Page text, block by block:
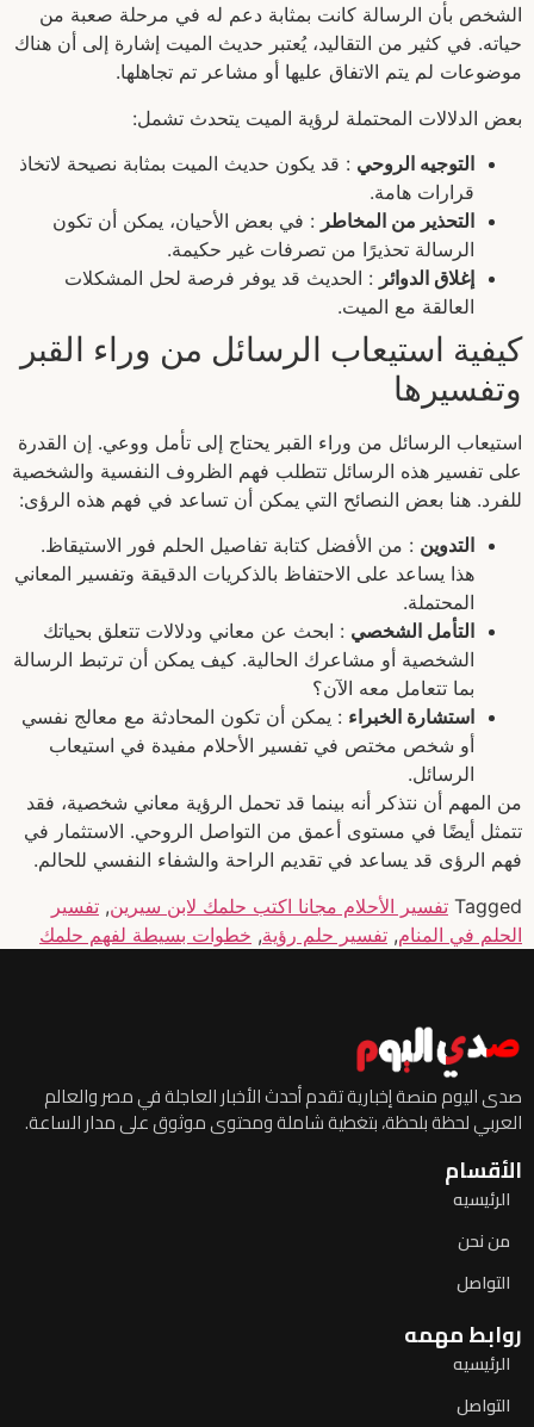
الشخص بأن الرسالة كانت بمثابة دعم له في مرحلة صعبة من
حياته. في كثير من التقاليد، يُعتبر حديث الميت إشارة إلى أن هناك
موضوعات لم يتم الاتفاق عليها أو مشاعر تم تجاهلها.
بعض الدلالات المحتملة لرؤية الميت يتحدث تشمل:
التوجيه الروحي : قد يكون حديث الميت بمثابة نصيحة لاتخاذ
قرارات هامة.
التحذير من المخاطر : في بعض الأحيان، يمكن أن تكون
الرسالة تحذيرًا من تصرفات غير حكيمة.
إغلاق الدوائر : الحديث قد يوفر فرصة لحل المشكلات
العالقة مع الميت.
كيفية استيعاب الرسائل من وراء القبر
وتفسيرها
استيعاب الرسائل من وراء القبر يحتاج إلى تأمل ووعي. إن القدرة
على تفسير هذه الرسائل تتطلب فهم الظروف النفسية والشخصية
للفرد. هنا بعض النصائح التي يمكن أن تساعد في فهم هذه الرؤى:
التدوين : من الأفضل كتابة تفاصيل الحلم فور الاستيقاظ.
هذا يساعد على الاحتفاظ بالذكريات الدقيقة وتفسير المعاني
المحتملة.
التأمل الشخصي : ابحث عن معاني ودلالات تتعلق بحياتك
الشخصية أو مشاعرك الحالية. كيف يمكن أن ترتبط الرسالة
بما تتعامل معه الآن؟
استشارة الخبراء : يمكن أن تكون المحادثة مع معالج نفسي
أو شخص مختص في تفسير الأحلام مفيدة في استيعاب
الرسائل.
من المهم أن نتذكر أنه بينما قد تحمل الرؤية معاني شخصية، فقد
تتمثل أيضًا في مستوى أعمق من التواصل الروحي. الاستثمار في
فهم الرؤى قد يساعد في تقديم الراحة والشفاء النفسي للحالم.
Tagged تفسير الأحلام مجانا اكتب حلمك لابن سيرين, تفسير
الحلم في المنام, تفسير حلم رؤية, خطوات بسيطة لفهم حلمك
صدى اليوم منصة إخبارية تقدم أحدث الأخبار العاجلة في مصر والعالم
العربي لحظة بلحظة، بتغطية شاملة ومحتوى موثوق على مدار الساعة.
الأقسام
الرئيسيه
من نحن
التواصل
روابط مهمه
الرئيسيه
التواصل